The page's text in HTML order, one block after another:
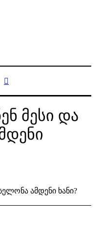
მესი და
ამდენი ხანი?